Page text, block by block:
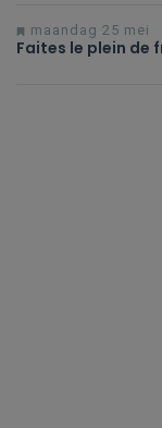
maandag 25 mei
Faites le plein de